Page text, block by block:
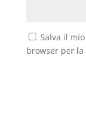
Salva il
browser per la